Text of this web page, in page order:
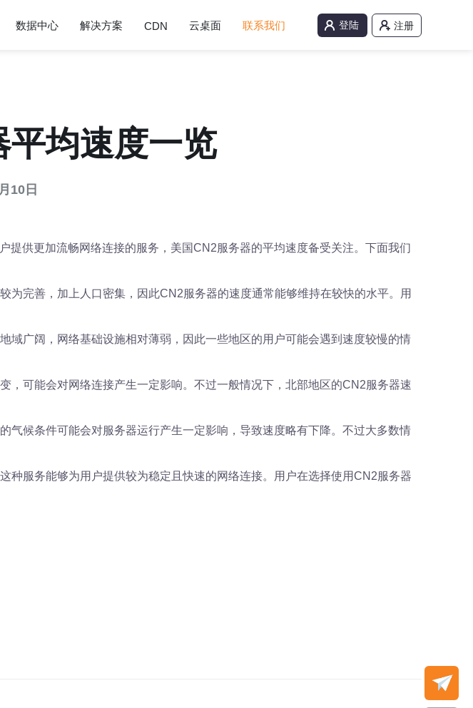
数据中心 解决方案 CDN 云桌面 联系我们 登陆 注册
均速度一览
10日
供更加流畅网络连接的服务，美国CN2服务器的平均速度备受关注。下面我们
完善，加上人口密集，因此CN2服务器的速度通常能够维持在较快的水平。用
广阔，网络基础设施相对薄弱，因此一些地区的用户可能会遇到速度较慢的情
可能会对网络连接产生一定影响。不过一般情况下，北部地区的CN2服务器速
候条件可能会对服务器运行产生一定影响，导致速度略有下降。不过大多数情
服务能够为用户提供较为稳定且快速的网络连接。用户在选择使用CN2服务器